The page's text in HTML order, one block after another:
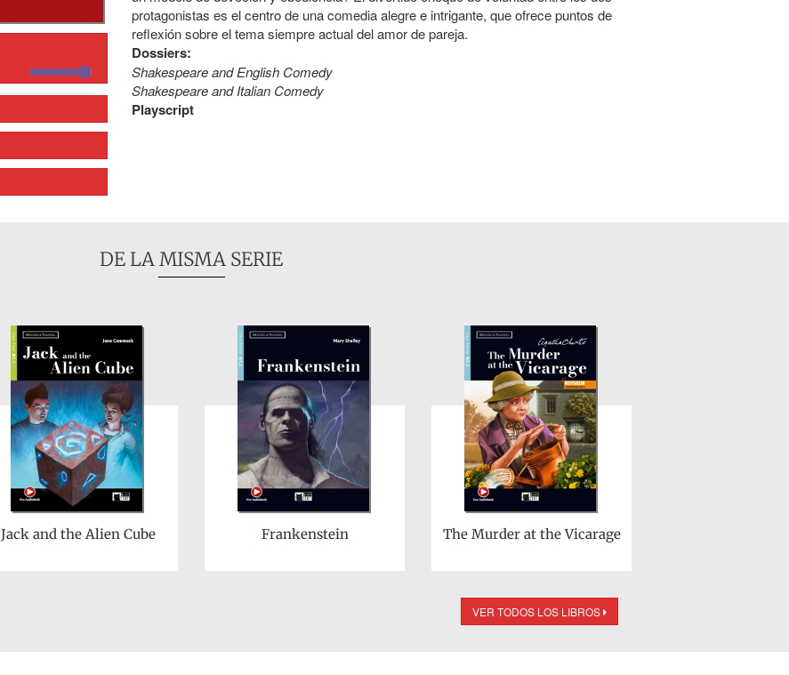
protagonistas es el centro de una comedia alegre e intrigante, que ofrece puntos de
reflexión sobre el tema siempre actual del amor de pareja.
Dossiers:
Shakespeare and English Comedy
Shakespeare and Italian Comedy
Playscript
DE LA MISMA SERIE
Jack and the Alien Cube Frankenstein The Murder at the Vicarage
VER TODOS LOS LIBROS